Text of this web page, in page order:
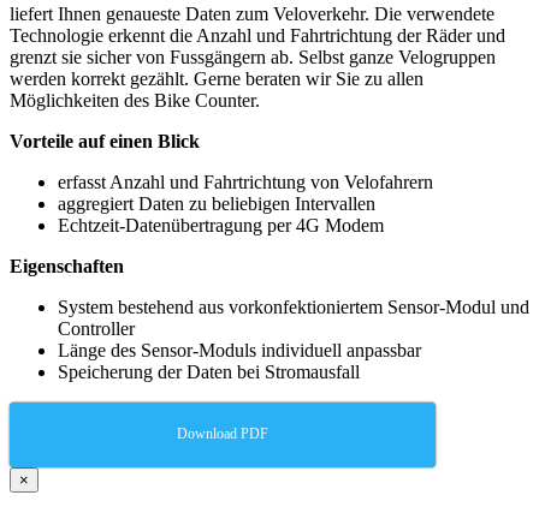
liefert Ihnen genaueste Daten zum Veloverkehr. Die verwendete
Technologie erkennt die Anzahl und Fahrtrichtung der Räder und
grenzt sie sicher von Fussgängern ab. Selbst ganze Velogruppen
werden korrekt gezählt. Gerne beraten wir Sie zu allen
Möglichkeiten des Bike Counter.
Vorteile auf einen Blick
erfasst Anzahl und Fahrtrichtung von Velofahrern
aggregiert Daten zu beliebigen Intervallen
Echtzeit-Datenübertragung per 4G Modem
Eigenschaften
System bestehend aus vorkonfektioniertem Sensor-Modul und
Controller
Länge des Sensor-Moduls individuell anpassbar
Speicherung der Daten bei Stromausfall
Download PDF
×